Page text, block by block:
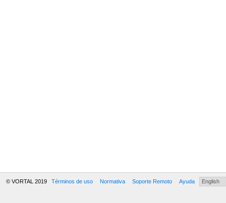
© VORTAL 2019 Términos de uso Normativa Soporte Remoto Ayuda